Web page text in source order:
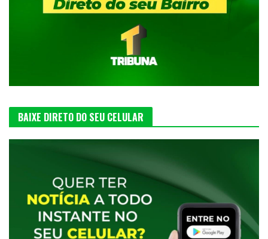
BAIXE DIRETO DO SEU CELULAR